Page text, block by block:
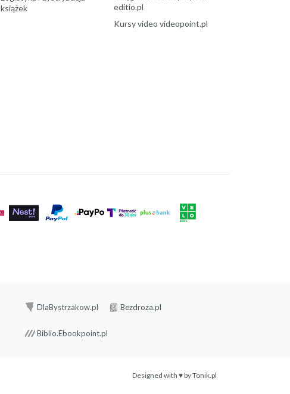
książek
editio.pl
Kursy video videopoint.pl
DlaBystrzakow.pl Bezdroza.pl
Biblio.Ebookpoint.pl
Designed with ♥ byTonik.pl